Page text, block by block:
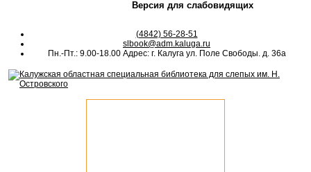
Версия для слабовидящих
(4842) 56-28-51
slbook@adm.kaluga.ru
Пн.-Пт.: 9.00-18.00 Адрес: г. Калуга ул. Поле Свободы. д. 36а